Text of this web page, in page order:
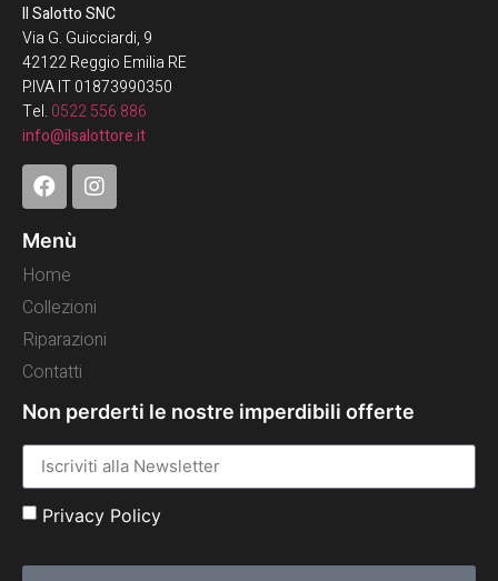
Il Salotto SNC
Via G. Guicciardi, 9
42122 Reggio Emilia RE
P.IVA IT 01873990350
Tel. 0522 556 886
info@ilsalottore.it
Menù
Home
Collezioni
Riparazioni
Contatti
Non perderti le nostre imperdibili offerte
Privacy Policy